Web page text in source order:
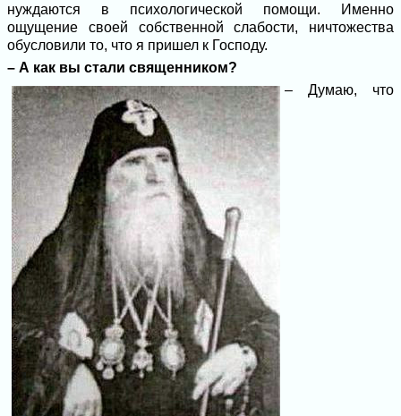
нуждаются в психологической помощи. Именно
ощущение своей собственной слабости, ничтожества
обусловили то, что я пришел к Господу.
– А как вы стали священником?
– Думаю, что